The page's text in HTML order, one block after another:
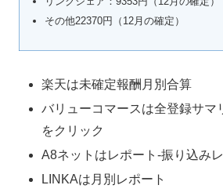
その他22370円（12月の確定）
楽天は未確定報酬月別合算
バリューコマースは全登録サマ
をクリック
A8ネットはレポート-振り込み
LINKAは月別レポート